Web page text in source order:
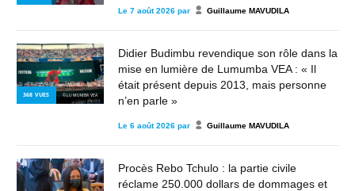
Le 7 août 2026 par Guillaume MAVUDILA
368 VUES © LUMUMBA VEA
Didier Budimbu revendique son rôle dans la
mise en lumière de Lumumba VEA : « Il
était présent depuis 2013, mais personne
n’en parle »
Le 6 août 2026 par Guillaume MAVUDILA
Procès Rebo Tchulo : la partie civile
réclame 250.000 dollars de dommages et